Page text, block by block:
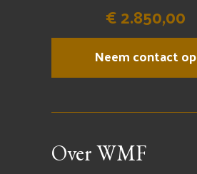
€ 2.850,00
Neem contact op
Over WMF